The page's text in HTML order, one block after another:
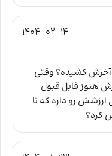
1404-02-14
آخرش کشیده؟ وقتی
هنوز قابل قبول
رو داره که تا
کرد؟